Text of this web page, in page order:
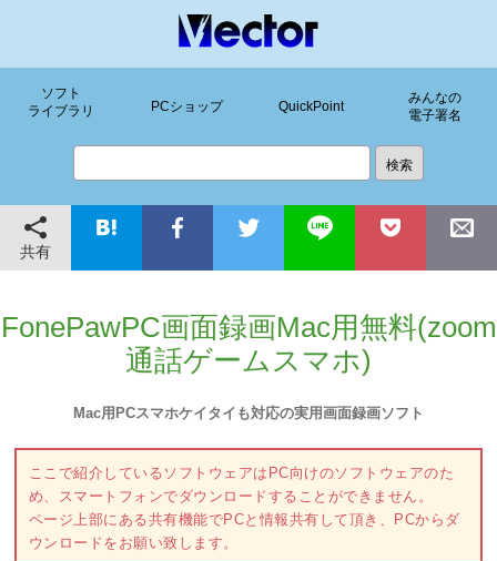
ソフト
ライブラリ
PCショップ QuickPoint
みんなの
電子署名
共有
FonePawPC画面録画Mac用無料(zoom
通話ゲームスマホ)
Mac用PCスマホケイタイも対応の実用画面録画ソフト
ここで紹介しているソフトウェアはPC向けのソフトウェアのた
め、スマートフォンでダウンロードすることができません。
ページ上部にある共有機能でPCと情報共有して頂き、PCからダ
ウンロードをお願い致します。